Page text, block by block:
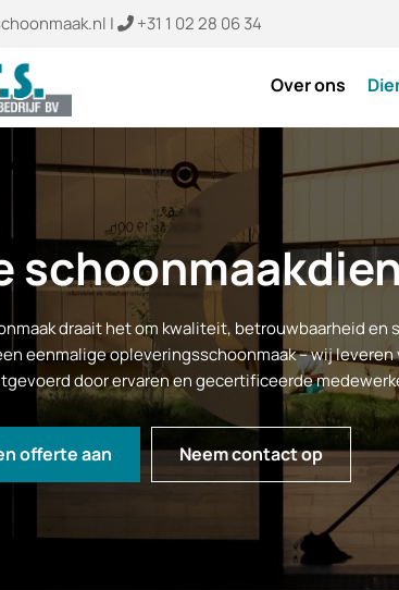
|  +31 1 02 28 06 34
Over ons
draait het om kwaliteit, betrouwbaarheid
eenmalige opleveringsschoonmaak – wij
door ervaren en gecertificeerde
offerte aan Neem contact op